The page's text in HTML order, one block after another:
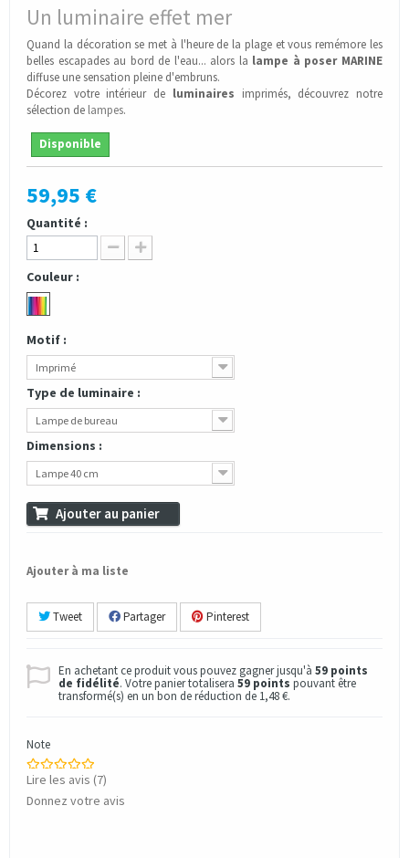
Un luminaire effet mer
Quand la décoration se met à l'heure de la plage et vous remémore les
belles escapades au bord de l'eau... alors la lampe à poser MARINE
diffuse une sensation pleine d'embruns.
Décorez votre intérieur de luminaires imprimés, découvrez notre
sélection de lampes.
Disponible
59,95 €
Quantité :
Couleur :
Motif :
Imprimé
Type de luminaire :
Lampe de bureau
Dimensions :
Lampe 40 cm
Ajouter au panier
Ajouter à ma liste
Tweet Partager Pinterest
En achetant ce produit vous pouvez gagner jusqu'à 59 points
de fidélité. Votre panier totalisera 59 points pouvant être
transformé(s) en un bon de réduction de 1,48 €.
Note
Lire les avis (7)
Donnez votre avis